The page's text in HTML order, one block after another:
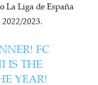
La Liga de España
2023.
FC
IS THE
YEAR!